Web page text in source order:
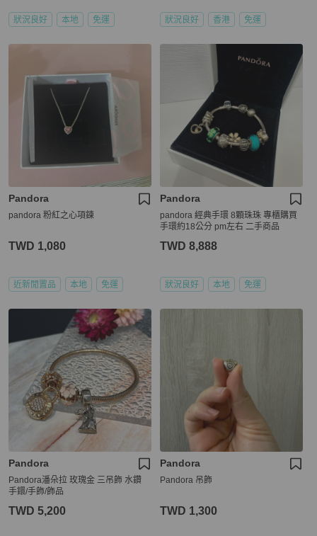
狀況良好 本地 免運 狀況良好 香港 免運
Pandora
pandora 粉紅之心項鍊
TWD 1,080
近新閒置品 本地 免運
Pandora
pandora 經典手環 8顆珠珠 專櫃購買
手環約18公分 pm左右 二手商品
TWD 8,888
狀況良好 本地 免運
Pandora
Pandora潘朵拉 玫瑰金 三吊飾 水鑽
手鐶/手飾/飾品
TWD 5,200
Pandora
Pandora 吊飾
TWD 1,300